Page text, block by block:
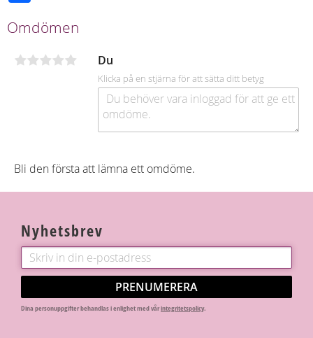
b
o
k
Omdömen
Du
Klicka på en stjärna för att sätta ditt betyg
Bli den första att lämna ett omdöme.
Nyhetsbrev
PRENUMERERA
Dina personuppgifter behandlas i enlighet med vårintegritetspolicy.